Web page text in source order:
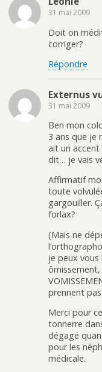
31 mai 2009
Doit on
corriger?
Répondre
Externus
31 mai 2009
Ben mon
3 ans que je
ait un accent
dit… je vais
Affirmatif
toute
gargouiller.
forlax?
(Mais ne
je peux vous
ômissement,
prennent pas
Merci pour
tonnerre
dégagé
pour les
médicale.